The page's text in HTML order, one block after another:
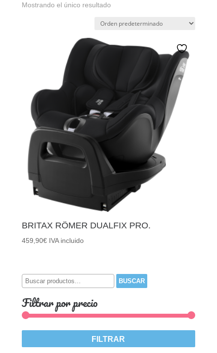
Mostrando el único resultado
BRITAX RÖMER DUALFIX PRO.
459,90€ IVA incluido
Buscar
por:
BUSCAR
Filtrar por precio
Precio
Precio
FILTRAR